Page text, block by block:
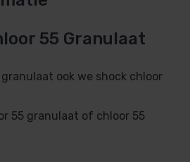
55 Granulaat
ook we shock chloor
55 granulaat of chloor 55